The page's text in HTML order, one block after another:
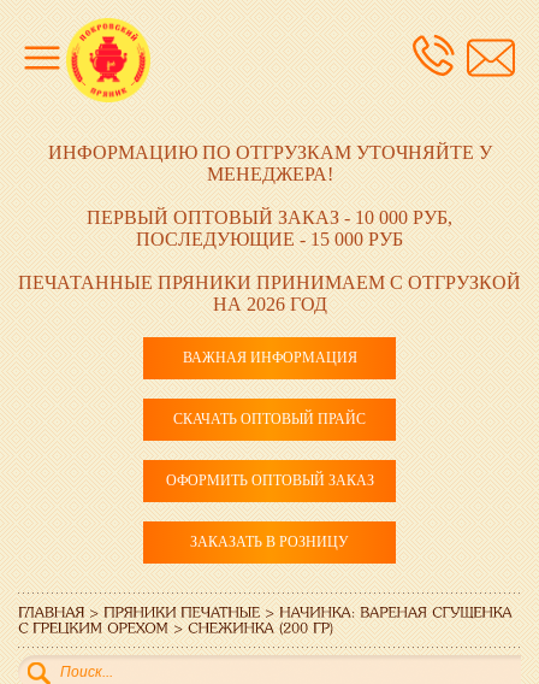
ИНФОРМАЦИЮ ПО ОТГРУЗКАМ УТОЧНЯЙТЕ У
МЕНЕДЖЕРА!
ПЕРВЫЙ ОПТОВЫЙ ЗАКАЗ - 10 000 РУБ,
ПОСЛЕДУЮЩИЕ - 15 000 РУБ
ПЕЧАТАННЫЕ ПРЯНИКИ ПРИНИМАЕМ С ОТГРУЗКОЙ
НА 2026 ГОД
ВАЖНАЯ ИНФОРМАЦИЯ
СКАЧАТЬ ОПТОВЫЙ ПРАЙС
ОФОРМИТЬ ОПТОВЫЙ ЗАКАЗ
ЗАКАЗАТЬ В РОЗНИЦУ